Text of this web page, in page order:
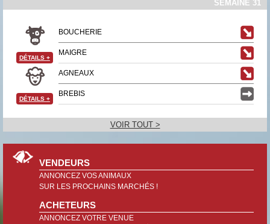
SEMAINE 31
BOUCHERIE
MAIGRE
DÉTAILS +
AGNEAUX
BREBIS
DÉTAILS +
VOIR TOUT >
VENDEURS
ANNONCEZ VOS ANIMAUX
SUR LES PROCHAINS MARCHÉS !
ACHETEURS
ANNONCEZ VOTRE VENUE